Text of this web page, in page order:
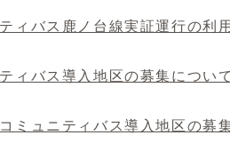
ィバス鹿ノ台線実証運行の利
ィバス導入地区の募集につい
ミュニティバス導入地区の募